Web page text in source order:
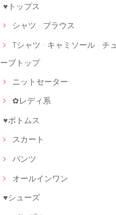
♥トップス
シャツ · ブラウス
Tシャツ · キャミソール · チュ
ーブトップ
ニットセーター
✿レディ系
♥ボトムス
スカート
パンツ
オールインワン
♥シューズ